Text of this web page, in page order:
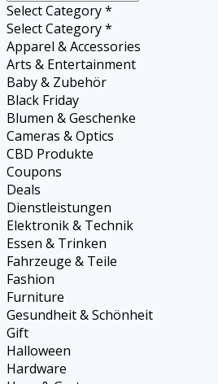
Select Category *
Select Category *
Apparel & Accessories
Arts & Entertainment
Baby & Zubehör
Black Friday
Blumen & Geschenke
Cameras & Optics
CBD Produkte
Coupons
Deals
Dienstleistungen
Elektronik & Technik
Essen & Trinken
Fahrzeuge & Teile
Fashion
Furniture
Gesundheit & Schönheit
Gift
Halloween
Hardware